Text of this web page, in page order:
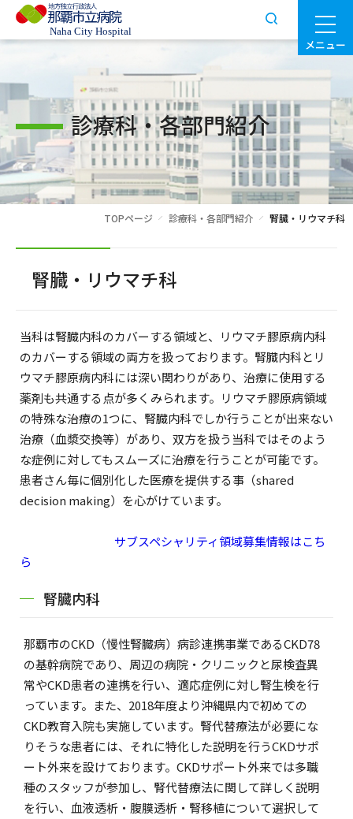
メニュー
診療科・各部門紹介
TOPページ 診療科・各部門紹介 腎臓・リウマチ科
腎臓・リウマチ科
当科は腎臓内科のカバーする領域と、リウマチ膠原病内科
のカバーする領域の両方を扱っております。腎臓内科とリ
ウマチ膠原病内科には深い関わりがあり、治療に使用する
薬剤も共通する点が多くみられます。リウマチ膠原病領域
の特殊な治療の1つに、腎臓内科でしか行うことが出来ない
治療（血漿交換等）があり、双方を扱う当科ではそのよう
な症例に対してもスムーズに治療を行うことが可能です。
患者さん毎に個別化した医療を提供する事（shared
decision making）を心がけています。
サブスペシャリティ領域募集情報はこち
ら
腎臓内科
那覇市のCKD（慢性腎臓病）病診連携事業であるCKD78
の基幹病院であり、周辺の病院・クリニックと尿検査異
常やCKD患者の連携を行い、適応症例に対し腎生検を行
っています。また、2018年度より沖縄県内で初めての
CKD教育入院も実施しています。腎代替療法が必要にな
りそうな患者には、それに特化した説明を行うCKDサポ
ート外来を設けております。CKDサポート外来では多職
種のスタッフが参加し、腎代替療法に関して詳しく説明
を行い、血液透析・腹膜透析・腎移植について選択して